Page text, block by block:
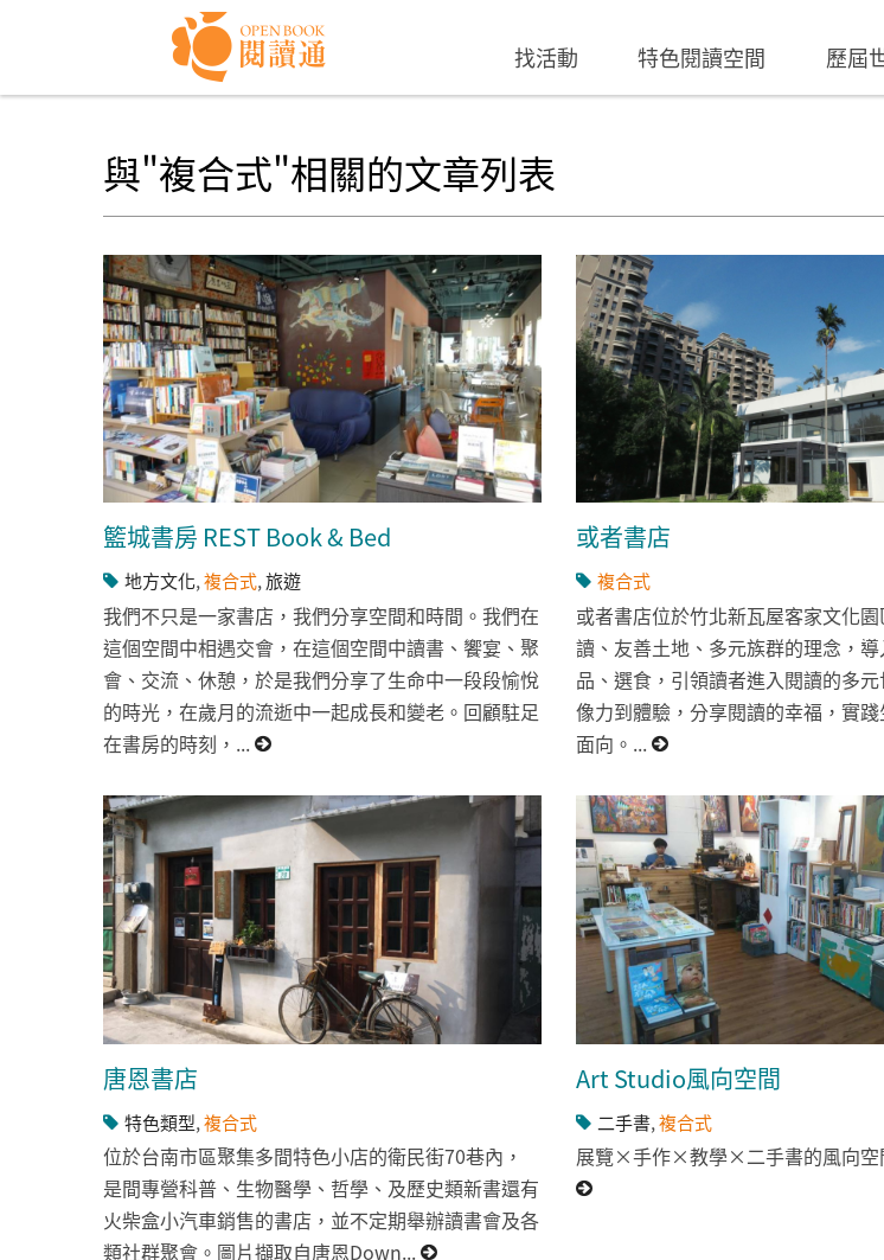
找活動 特色閱讀空間 歷屆
與"複合式"相關的文章列表
籃城書房 REST Book & Bed
地方文化,複合式,旅遊
我們不只是一家書店，我們分享空間和時間。我們在
這個空間中相遇交會，在這個空間中讀書、饗宴、聚
會、交流、休憩，於是我們分享了生命中一段段愉悅
的時光，在歲月的流逝中一起成長和變老。回顧駐足
在書房的時刻，...
或者書店
複合式
或者書店位於竹北新瓦屋客家文化
讀、友善土地、多元族群的理念，
品、選食，引領讀者進入閱讀的多
像力到體驗，分享閱讀的幸福，實
面向。...
唐恩書店
特色類型,複合式
位於台南市區聚集多間特色小店的衛民街70巷內，
是間專營科普、生物醫學、哲學、及歷史類新書還有
火柴盒小汽車銷售的書店，並不定期舉辦讀書會及各
類社群聚會。圖片擷取自唐恩Down...
Art Studio風向空間
二手書,複合式
展覽×手作×教學×二手書的風向空